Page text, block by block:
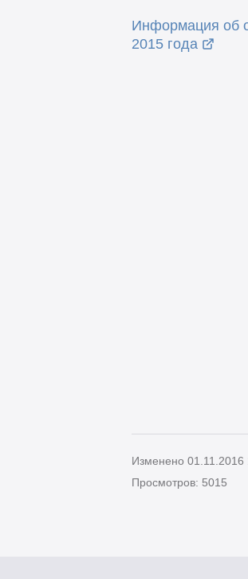
Информация об
2015 года
Изменено 01.11.2016
Просмотров: 5015